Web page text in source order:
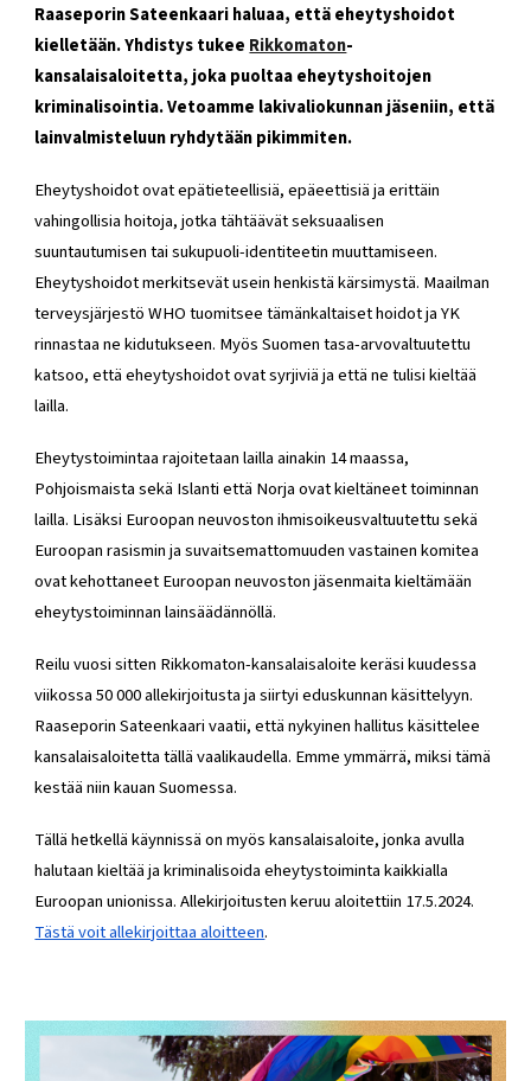
Raaseporin Sateenkaari haluaa, että eheytyshoidot
kielletään. Yhdistys tukee Rikkomaton-
kansalaisaloitetta, joka puoltaa eheytyshoitojen
kriminalisointia. Vetoamme lakivaliokunnan jäseniin, että
lainvalmisteluun ryhdytään pikimmiten.
Eheytyshoidot ovat epätieteellisiä, epäeettisiä ja erittäin
vahingollisia hoitoja, jotka tähtäävät seksuaalisen
suuntautumisen tai sukupuoli-identiteetin muuttamiseen.
Eheytyshoidot merkitsevät usein henkistä kärsimystä. Maailman
terveysjärjestö WHO tuomitsee tämänkaltaiset hoidot ja YK
rinnastaa ne kidutukseen. Myös Suomen tasa-arvovaltuutettu
katsoo, että eheytyshoidot ovat syrjiviä ja että ne tulisi kieltää
lailla.
Eheytystoimintaa rajoitetaan lailla ainakin 14 maassa,
Pohjoismaista sekä Islanti että Norja ovat kieltäneet toiminnan
lailla. Lisäksi Euroopan neuvoston ihmisoikeusvaltuutettu sekä
Euroopan rasismin ja suvaitsemattomuuden vastainen komitea
ovat kehottaneet Euroopan neuvoston jäsenmaita kieltämään
eheytystoiminnan lainsäädännöllä.
Reilu vuosi sitten Rikkomaton-kansalaisaloite keräsi kuudessa
viikossa 50 000 allekirjoitusta ja siirtyi eduskunnan käsittelyyn.
Raaseporin Sateenkaari vaatii, että nykyinen hallitus käsittelee
kansalaisaloitetta tällä vaalikaudella. Emme ymmärrä, miksi tämä
kestää niin kauan Suomessa.
Tällä hetkellä käynnissä on myös kansalaisaloite, jonka avulla
halutaan kieltää ja kriminalisoida eheytystoiminta kaikkialla
Euroopan unionissa. Allekirjoitusten keruu aloitettiin 17.5.2024.
Tästä voit allekirjoittaa aloitteen.